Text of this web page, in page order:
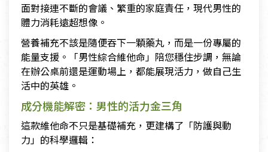
面對接連不斷的會議、繁重的家庭責任，現代男性的
體力消耗遠超想像。
營養補充不該是隨便吞下一顆藥丸，而是一份專屬的
能量支援。「男性綜合維他命」陪您穩住步調，無論
在辦公桌前還是運動場上，都能展現活力，做自己生
活中的英雄。
成分機能解密：男性的活力金三角
這款維他命不只是基礎補充，更建構了「防護與動
力」的科學邏輯：